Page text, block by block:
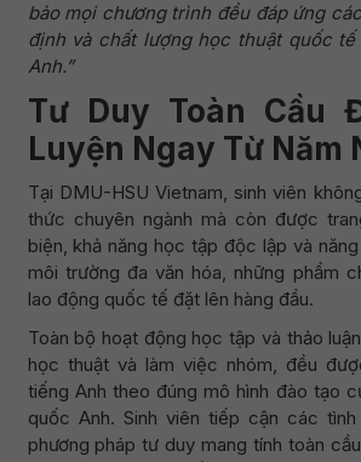
bảo mọi chương trình đều đáp ứng
định và chất lượng học thuật quốc
Anh.”
Tư Duy Toàn Cầu
Luyện Ngay Từ Năm
Tại DMU-HSU Vietnam, sinh viên
thức chuyên ngành mà còn được
biện, khả năng học tập độc lập và
môi trường đa văn hóa, những phẩm
lao động quốc tế đặt lên hàng đầu.
Toàn bộ hoạt động học tập và thảo
học thuật và làm việc nhóm, đều
tiếng Anh theo đúng mô hình đào tạo
quốc Anh. Sinh viên tiếp cận các
phương pháp tư duy mang tính toàn